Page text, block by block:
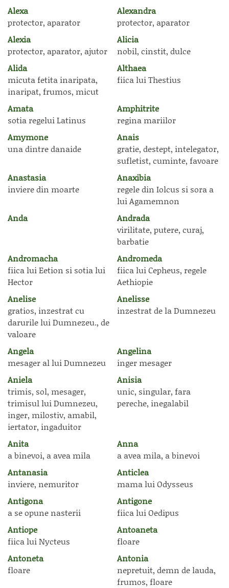
Alexa
protector, aparator
Alexandra
protector, aparator
Alexia
protector, aparator, ajutor
Alicia
nobil, cinstit, dulce
Alida
micuta fetita inaripata,
inaripat, frumos, micut
Althaea
fiica lui Thestius
Amata
sotia regelui Latinus
Amphitrite
regina mariilor
Amymone
una dintre danaide
Anais
gratie, destept, intelegator,
sufletist, cuminte, favoare
Anastasia
inviere din moarte
Anaxibia
regele din Iolcus si sora a
lui Agamemnon
Anda
Andrada
virilitate, putere, curaj,
barbatie
Andromacha
fiica lui Eetion si sotia lui
Hector
Andromeda
fiica lui Cepheus, regele
Aethiopie
Anelise
gratios, inzestrat cu
darurile lui Dumnezeu., de
valoare
Anelisse
inzestrat de la Dumnezeu
Angela
mesager al lui Dumnezeu
Angelina
inger mesager
Aniela
trimis, sol, mesager,
trimisul lui Dumnezeu,
inger, milostiv, amabil,
iertator, ingaduitor
Anisia
unic, singular, fara
pereche, inegalabil
Anita
a binevoi, a avea mila
Anna
a avea mila, a binevoi
Antanasia
inviere, nemuritor
Anticlea
mama lui Odysseus
Antigona
a se opune nasterii
Antigone
fiica lui Oedipus
Antiope
fiica lui Nycteus
Antoaneta
floare
Antoneta
floare
Antonia
nepretuit, demn de lauda,
frumos, floare